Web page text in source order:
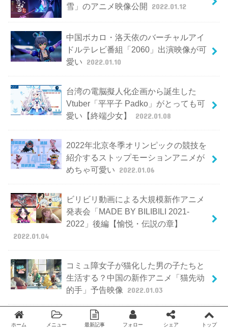
雪」のアニメ映像公開 2022.01.12
中国ボカロ・洛天依のバーチャルアイ
ドルテレビ番組「2060」出演映像が可
愛い 2022.01.10
台湾の電脳擬人化企画から誕生した
Vtuber「平平子 Padko」がとっても可
愛い【終端少女】
2022.01.08
2022年北京冬季オリンピックの競技を
紹介するストップモーションアニメが
めちゃ可愛い 2022.01.06
ビリビリ動画による大規模新作アニメ
発表会「MADE BY BILIBILI 2021-
2022」後編【愉悦・伝説の章】
2022.01.04
コミュ障女子が猫化した男の子たちと
生活する？中国の新作アニメ「猫先动
的手」予告映像
2022.01.03
中国の東方同人アニメ「秘封活動記録
ホーム メニュー 最新記事 フォロー シェア トップ
Twitter facebook